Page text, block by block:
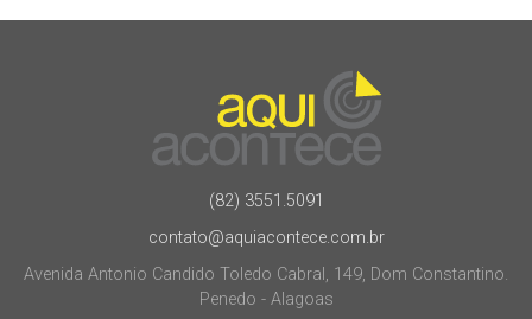
(82) 3551.5091
contato@aquiacontece.com.br
Avenida Antonio Candido Toledo Cabral, 149, Dom Constantino.
Penedo - Alagoas